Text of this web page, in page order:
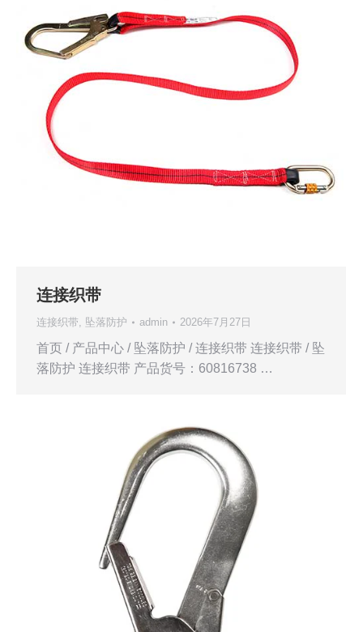
连接织带
连接织带, 坠落防护 admin 2026年7月27日
首页 / 产品中心 / 坠落防护 / 连接织带 连接织带 / 坠
落防护 连接织带 产品货号：60816738 …